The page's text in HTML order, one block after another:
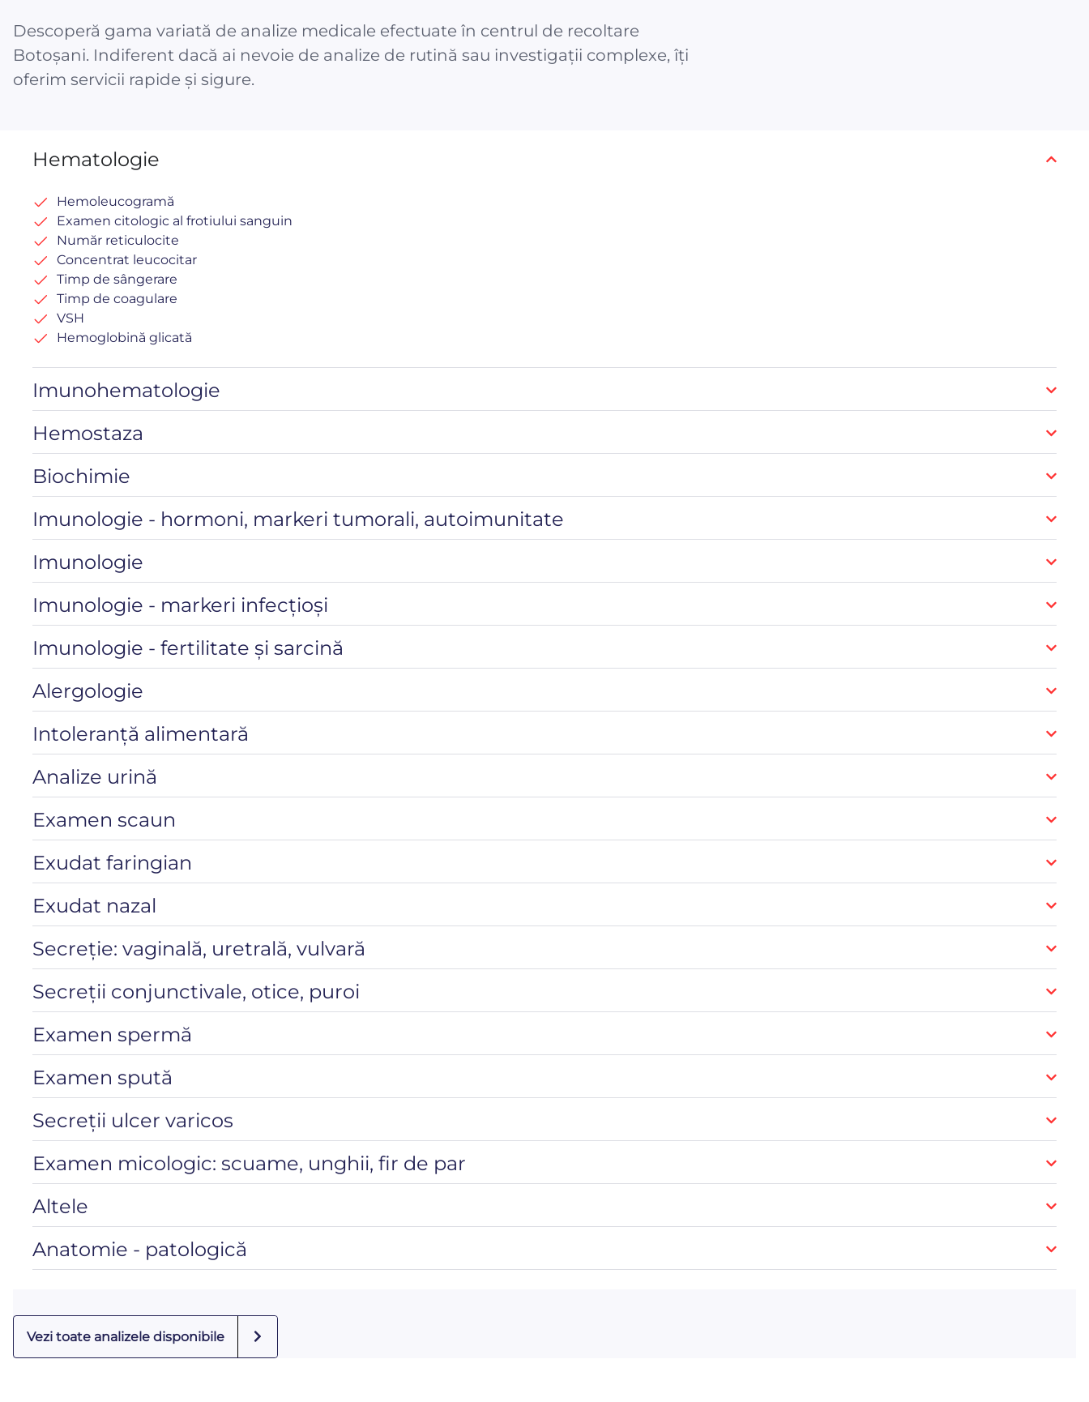
Descoperă gama variată de analize medicale efectuate în centrul de recoltare
Botoșani. Indiferent dacă ai nevoie de analize de rutină sau investigații complexe, îți
oferim servicii rapide și sigure.
Hematologie
Hemoleucogramă
Examen citologic al frotiului sanguin
Număr reticulocite
Concentrat leucocitar
Timp de sângerare
Timp de coagulare
VSH
Hemoglobină glicată
Imunohematologie
Hemostaza
Biochimie
Imunologie - hormoni, markeri tumorali, autoimunitate
Imunologie
Imunologie - markeri infecțioși
Imunologie - fertilitate și sarcină
Alergologie
Intoleranță alimentară
Analize urină
Examen scaun
Exudat faringian
Exudat nazal
Secreție: vaginală, uretrală, vulvară
Secreții conjunctivale, otice, puroi
Examen spermă
Examen spută
Secreții ulcer varicos
Examen micologic: scuame, unghii, fir de par
Altele
Anatomie - patologică
Vezi toate analizele disponibile